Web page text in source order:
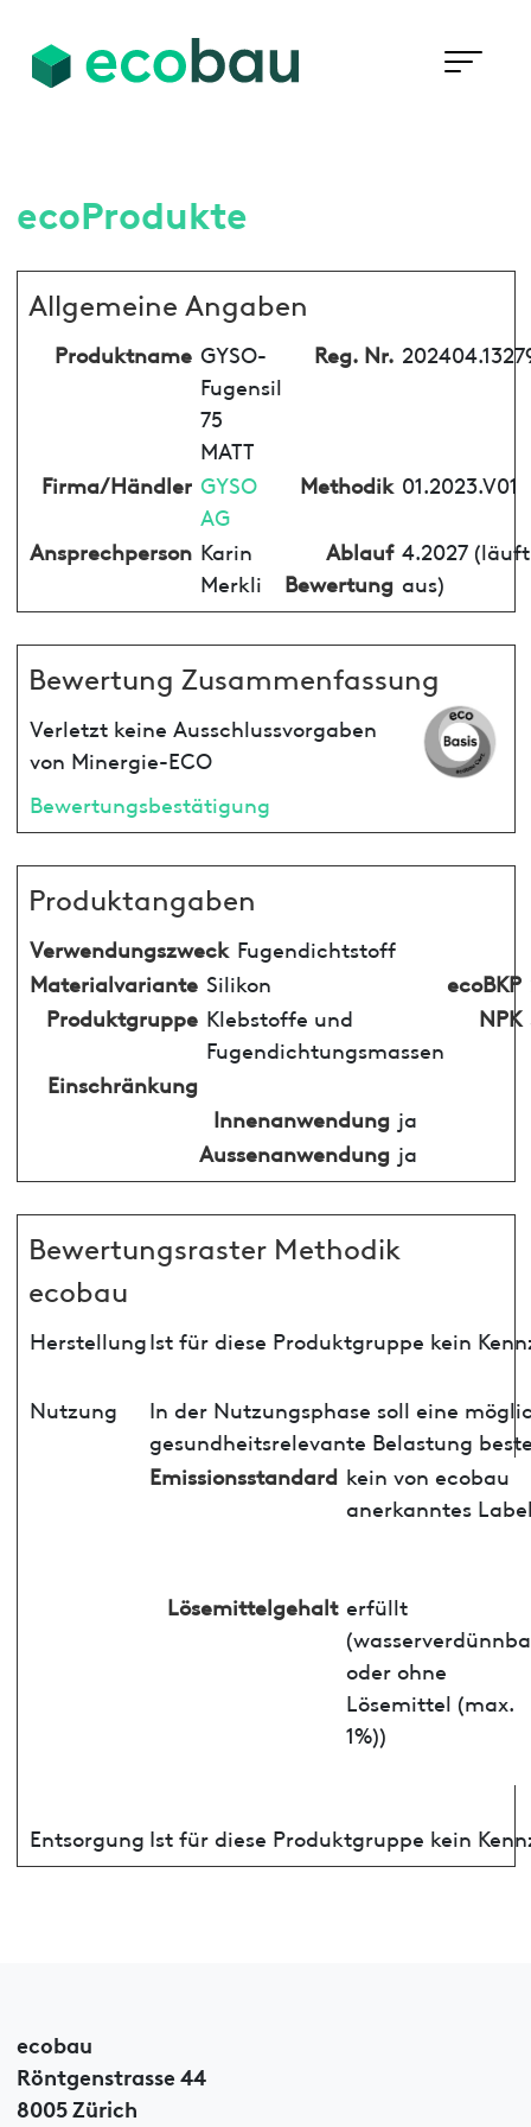
ecoProdukte
Allgemeine Angaben
Produktname GYSO-
Fugensil
75
MATT
Reg. Nr.
Firma/Händler GYSO
AG
Methodik 01.2023.V01
Ansprechperson Karin
Merkli
Ablauf
Bewertung
4.2027 (läuft
aus)
Bewertung Zusammenfassung
Verletzt keine Ausschlussvorgaben
von Minergie-ECO
Bewertungsbestätigung
Produktangaben
Verwendungszweck Fugendichtstoff
Materialvariante Silikon ecoBKP
Produktgruppe Klebstoffe und
Fugendichtungsmassen
NPK
Einschränkung
Innenanwendung ja
Aussenanwendung ja
Bewertungsraster Methodik
ecobau
HerstellungIst für diese Produktgruppe kein
Nutzung
In der Nutzungsphase soll eine
gesundheitsrelevante Belastung
Emissionsstandard kein von ecobau
anerkanntes
Lösemittelgehalt erfüllt
oder ohne
Lösemittel (max.
1%))
Entsorgung Ist für diese Produktgruppe kein
ecobau
Röntgenstrasse 44
8005 Zürich